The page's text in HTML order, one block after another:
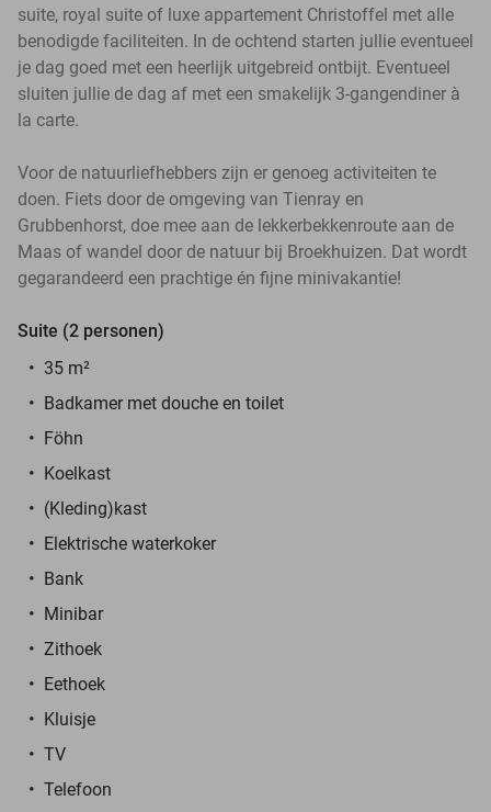
suite, royal suite of luxe appartement Christoffel met alle
benodigde faciliteiten. In de ochtend starten jullie eventueel
je dag goed met een heerlijk uitgebreid ontbijt. Eventueel
sluiten jullie de dag af met een smakelijk 3-gangendiner à
la carte.
Voor de natuurliefhebbers zijn er genoeg activiteiten te
doen. Fiets door de omgeving van Tienray en
Grubbenhorst, doe mee aan de lekkerbekkenroute aan de
Maas of wandel door de natuur bij Broekhuizen. Dat wordt
gegarandeerd een prachtige én fijne minivakantie!
Suite (2 personen)
35 m²
Badkamer met douche en toilet
Föhn
Koelkast
(Kleding)kast
Elektrische waterkoker
Bank
Minibar
Zithoek
Eethoek
Kluisje
TV
Telefoon